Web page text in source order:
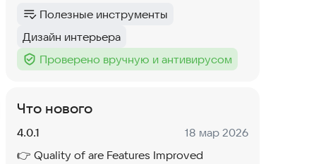
Категория:
Полезные инструменты
Тег:
Дизайн интерьера
Тег :
Проверено вручную и антивирусом
Что нового
Версия:
4.0.1 Дата:
18 мар 2026
👉 Quality of are Features Improved